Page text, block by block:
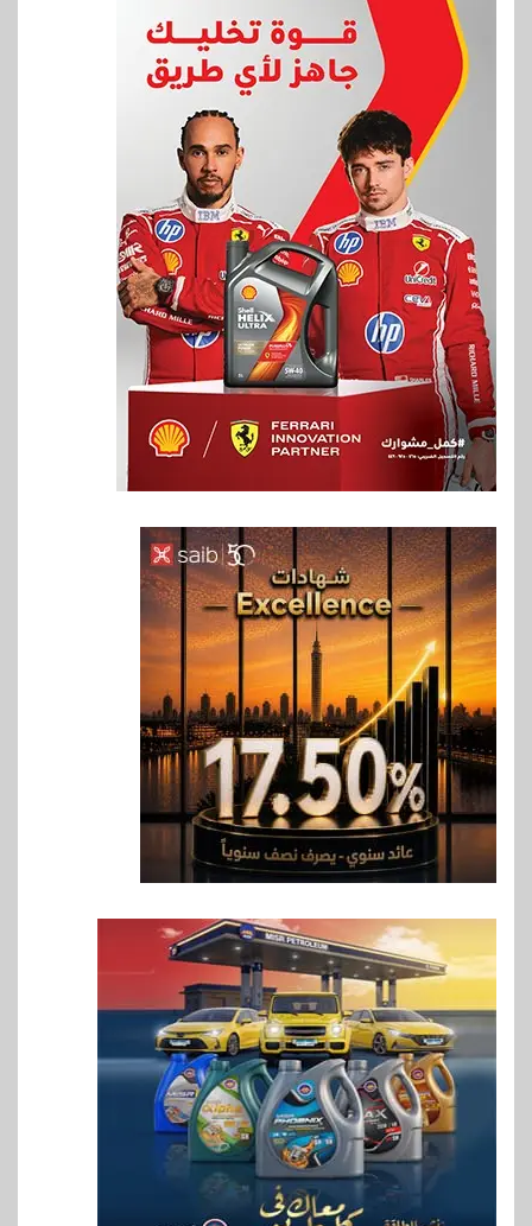
6 اخبار
فيكسد مصر و”حلول” تتشاركان
في تطوير أول منصة للسياحة
الصحية في مصر والشرق الأوسط
وأفريقيا Tour4Cure
سوق وصلة
هواوي: هاتف nova 15
Max بطارية ضخمة وتصميم متين
جهازًا مثاليًا للشباب
اقتصاد
إي اف چي فاينانس تستعرض
في سوق تحويلات المصريين
بالخارج
9
اخبار
بيان توضيحي صادر عن شركة
ناتجاس
سوق وصلة
vivo تشعل المنافسة في مصر